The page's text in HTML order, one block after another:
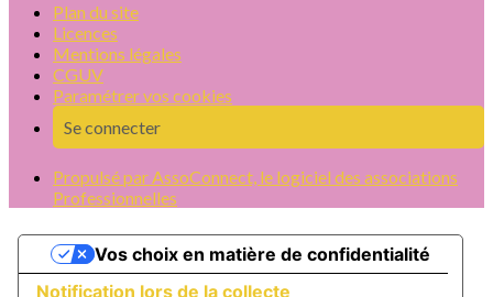
Plan du site
Licences
Mentions légales
CGUV
Paramétrer vos cookies
Se connecter
Propulsé par AssoConnect, le logiciel des associations
Professionnelles
Notification lors de la collecte
Vos choix en matière de confidentialité